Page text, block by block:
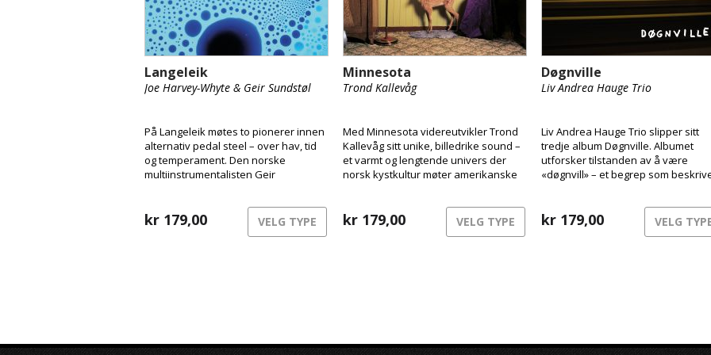
Langeleik
Joe Harvey-Whyte & Geir Sundstøl
På Langeleik møtes to pionerer innen
alternativ pedal steel – over hav, tid
og temperament. Den norske
multiinstrumentalisten Geir
Whyte forener instrumentets
svevende klang med feltopptak,
kr 179,00 VELG TYPE
Minnesota
Trond Kallevåg
Med Minnesota videreutvikler Trond
Kallevåg sitt unike, billedrike sound –
et varmt og lengtende univers der
norsk kystkultur møter amerikanske
utvandringsfortellinger og sjeldne
fotografier fra et kunstneropphold på
kr 179,00 VELG TYPE
Døgnville
Liv Andrea Hauge Trio
Liv Andrea Hauge Trio slipper sitt
tredje album Døgnville. Albumet
utforsker tilstanden av å være
«døgnvill» – et begrep som
søvnløshet. Musikken beveger seg
dette rommet mellom struktur og
kr 179,00 VELG